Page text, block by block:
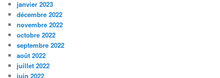
janvier 2023
décembre 2022
novembre 2022
octobre 2022
septembre 2022
août 2022
juillet 2022
juin 2022